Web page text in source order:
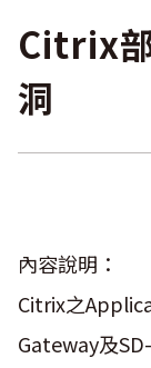
Citrix
洞
內容說明：
Citrix之
Gateway及